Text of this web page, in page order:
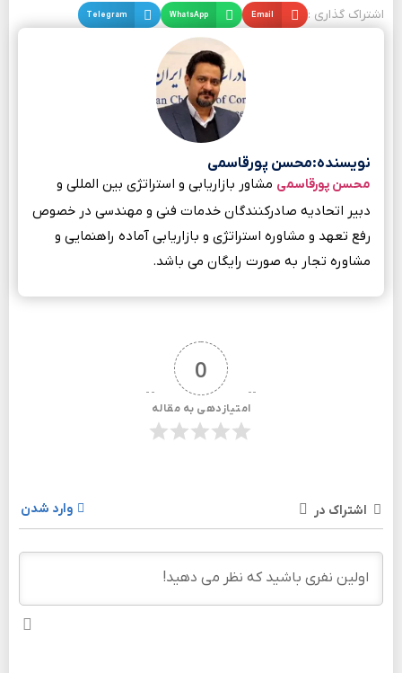
اشتراک گذاری : Email
WhatsApp
Telegram
نویسنده:محسن پورقاسمی
محسن پورقاسمی مشاور بازاریابی و استراتژی بین المللی و
دبیر اتحادیه صادرکنندگان خدمات فنی و مهندسی در خصوص
رفع تعهد و مشاوره استراتژی و بازاریابی آماده راهنمایی و
مشاوره تجار به صورت رایگان می باشد.
0
امتیازدهی به مقاله
اشتراک در وارد شدن